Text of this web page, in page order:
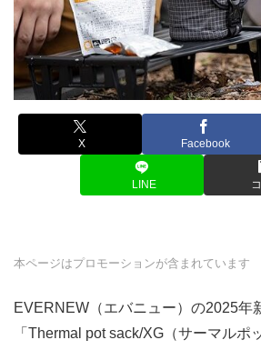
X Facebook
LINE
本ページはプロモーションが含まれています
EVERNEW（エバニュー）の2025年
「Thermal pot sack/XG（サーマルポ